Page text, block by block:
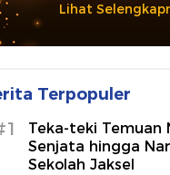
Lihat
Terpopuler
Teka-teki Temuan
Senjata hingga
Sekolah Jaksel